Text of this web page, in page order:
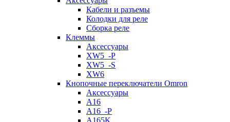
Кабели и разъемы
Колодки для реле
Сборка реле
Клеммы
Аксессуары
XW5_-P
XW5_-S
XW6
Кнопочные переключатели Omron
Аксессуары
A16
A16_-P
A165K